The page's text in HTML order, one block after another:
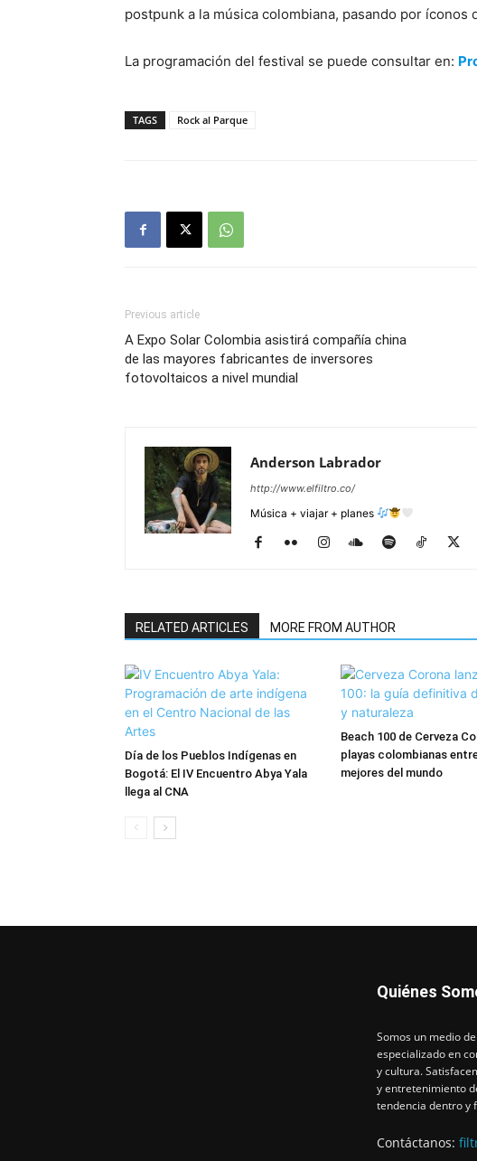
postpunk a la música colombiana, pasando por íconos
La programación del festival se puede consultar en:
TAGS Rock al Parque
Previous article
A Expo Solar Colombia asistirá compañía china
de las mayores fabricantes de inversores
fotovoltaicos a nivel mundial
Anderson Labrador
http://www.elfiltro.co/
Música + viajar + planes
RELATED ARTICLES MORE FROM AUTHOR
Día de los Pueblos Indígenas en
Bogotá: El IV Encuentro Abya Yala
llega al CNA
Beach 100 de Cerveza
playas colombianas
mejores del mundo
Quiénes
Somos un medio
especializado en
y cultura.
y entretenimiento
tendencia dentro y
Contáctanos: